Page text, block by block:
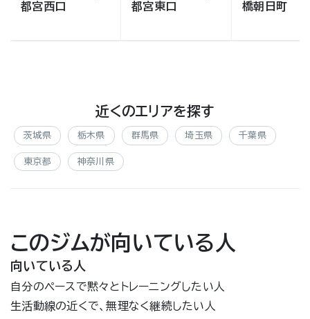
都宮西口
都宮東口
橋朝日町
近くのエリアを探す
茨城県 栃木県 群馬県 埼玉県 千葉県
東京都 神奈川県
このジムが向いている人
向いている人
自分のペースで黙々とトレーニングしたい人
生活動線の近くで、無理なく継続したい人